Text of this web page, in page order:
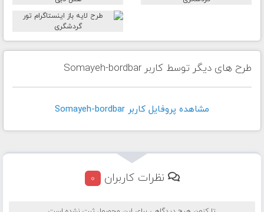
طرح های دیگر توسط کاربر Somayeh-bordbar
مشاهده پروفايل کاربر Somayeh-bordbar
نظرات کاربران 0